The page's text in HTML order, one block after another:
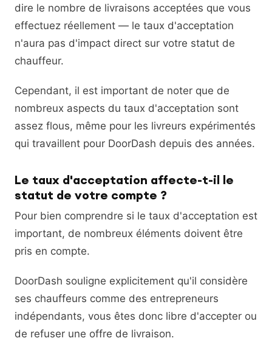
dire le nombre de livraisons acceptées que vous
effectuez réellement — le taux d'acceptation
n'aura pas d'impact direct sur votre statut de
chauffeur.
Cependant, il est important de noter que de
nombreux aspects du taux d'acceptation sont
assez flous, même pour les livreurs expérimentés
qui travaillent pour DoorDash depuis des années.
Le taux d'acceptation affecte-t-il le
statut de votre compte ?
Pour bien comprendre si le taux d'acceptation est
important, de nombreux éléments doivent être
pris en compte.
DoorDash souligne explicitement qu'il considère
ses chauffeurs comme des entrepreneurs
indépendants, vous êtes donc libre d'accepter ou
de refuser une offre de livraison.